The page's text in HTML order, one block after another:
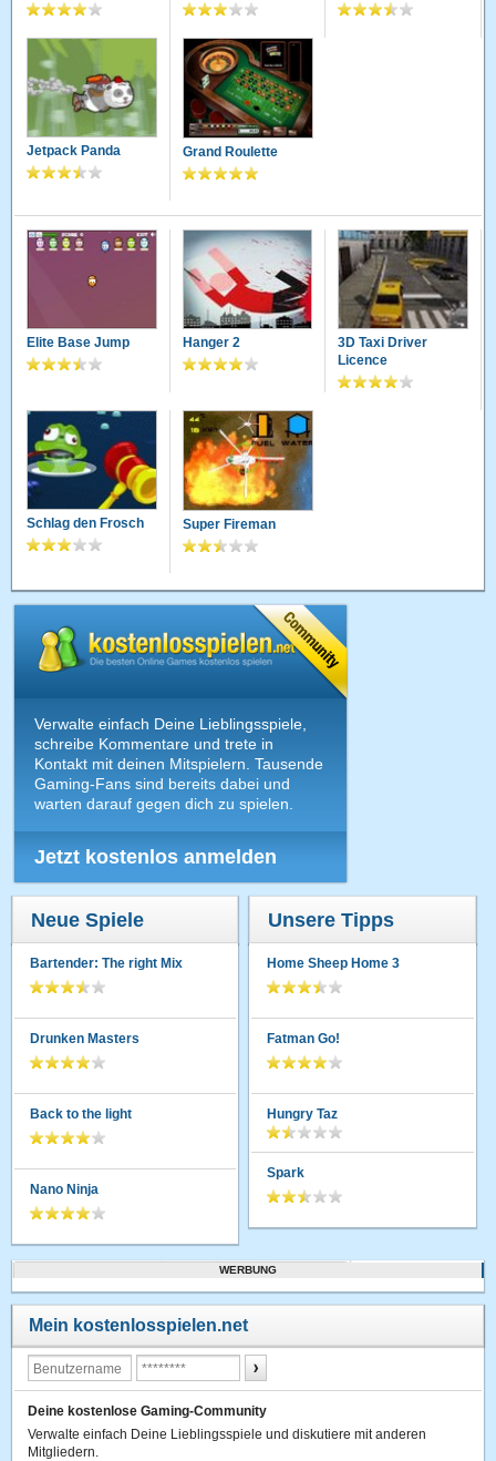
Jetpack Panda Grand Roulette
Elite Base Jump Hanger 2
3D Taxi Driver
Licence
Schlag den Frosch Super Fireman
Verwalte einfach Deine Lieblingsspiele,
schreibe Kommentare und trete in
Kontakt mit deinen Mitspielern. Tausende
Gaming-Fans sind bereits dabei und
warten darauf gegen dich zu spielen.
Jetzt kostenlos anmelden
Neue Spiele
Bartender: The right Mix
Drunken Masters
Back to the light
Nano Ninja
Unsere Tipps
Home Sheep Home 3
Fatman Go!
Hungry Taz
Spark
WERBUNG
Mein kostenlosspielen.net
Deine kostenlose Gaming-Community
Verwalte einfach Deine Lieblingsspiele und diskutiere mit anderen
Mitgliedern.